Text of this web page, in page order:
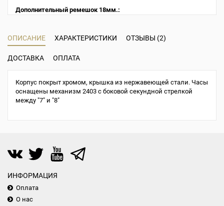
Дополнительный ремешок 18мм.:
ОПИСАНИЕ ХАРАКТЕРИСТИКИ ОТЗЫВЫ (2)
ДОСТАВКА ОПЛАТА
Корпус покрыт хромом, крышка из нержавеющей стали. Часы
оснащены механизм 2403 с боковой секундной стрелкой
между "7" и "8"
ИНФОРМАЦИЯ
Оплата
О нас